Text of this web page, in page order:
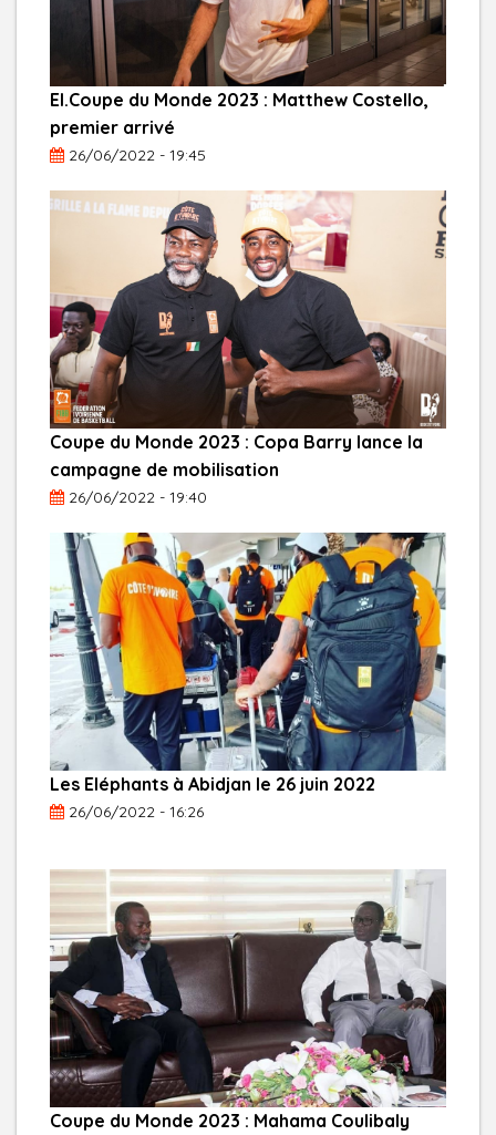
El.Coupe du Monde 2023 : Matthew Costello,
premier arrivé
26/06/2022 - 19:45
Coupe du Monde 2023 : Copa Barry lance la
campagne de mobilisation
26/06/2022 - 19:40
Les Eléphants à Abidjan le 26 juin 2022
26/06/2022 - 16:26
Coupe du Monde 2023 : Mahama Coulibaly